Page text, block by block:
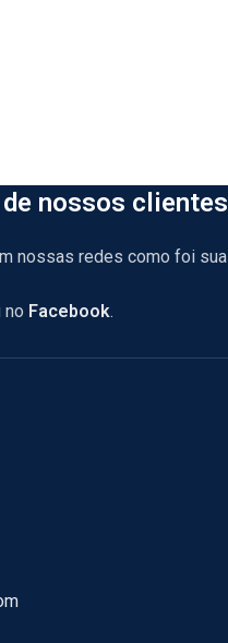
nossos clientes
nossas redes como foi sua
no Facebook.